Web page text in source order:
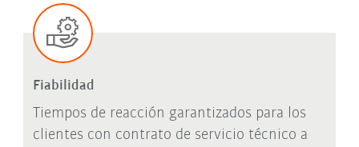
Fiabilidad
Tiempos de reacción garantizados para los
clientes con contrato de servicio técnico a